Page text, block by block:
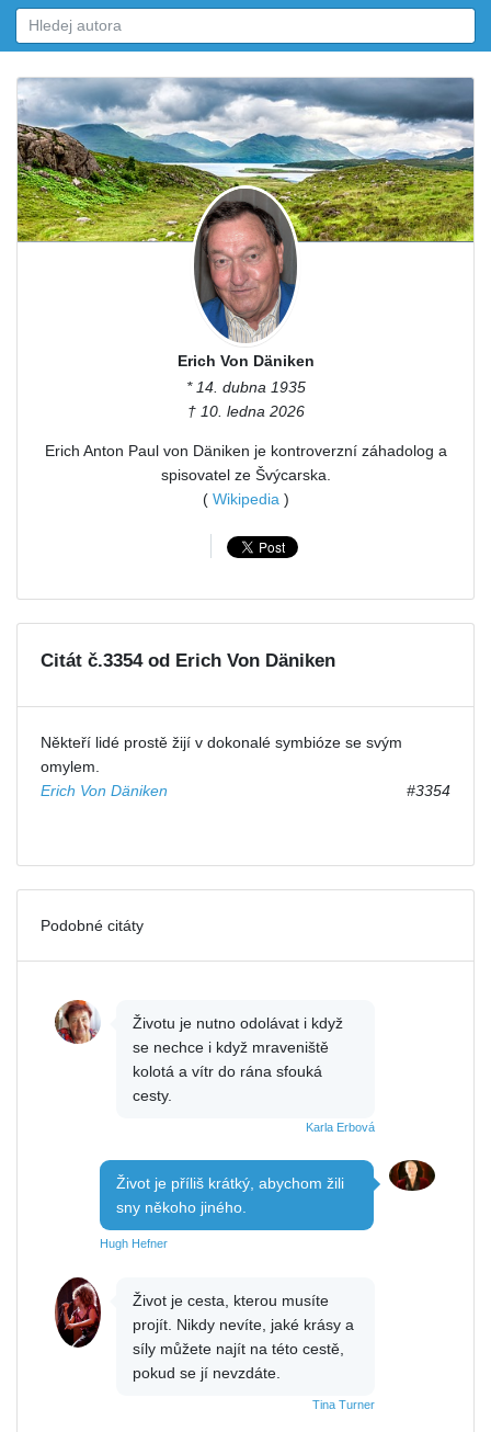
Erich Von Däniken
* 14. dubna 1935
† 10. ledna 2026
Erich Anton Paul von Däniken je kontroverzní záhadolog a
spisovatel ze Švýcarska.
( Wikipedia )
Citát č.3354 od Erich Von Däniken
Někteří lidé prostě žijí v dokonalé symbióze se svým
omylem.
Erich Von Däniken
#3354
Podobné citáty
Životu je nutno odolávat i když
se nechce i když mraveniště
kolotá a vítr do rána sfouká
cesty.
Karla Erbová
Život je příliš krátký, abychom žili
sny někoho jiného.
Hugh Hefner
Život je cesta, kterou musíte
projít. Nikdy nevíte, jaké krásy a
síly můžete najít na této cestě,
pokud se jí nevzdáte.
Tina Turner